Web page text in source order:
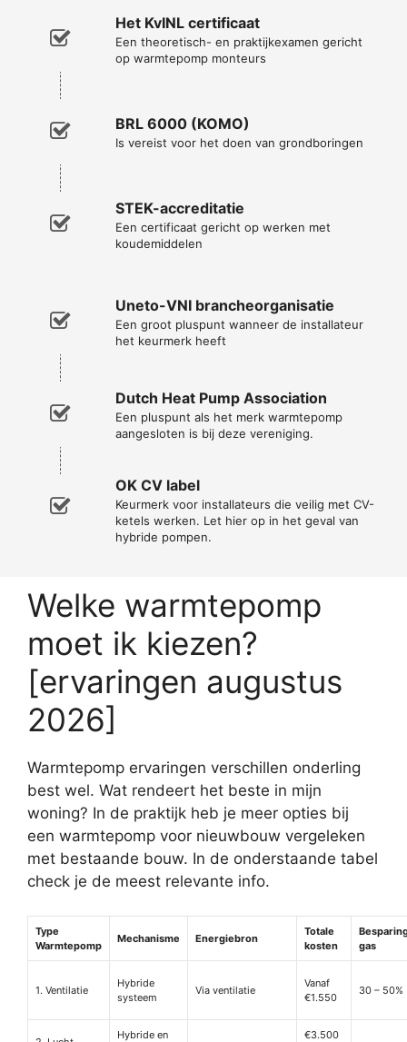
Het KvINL certificaat
Een theoretisch- en praktijkexamen gericht
op warmtepomp monteurs
BRL 6000 (KOMO)
Is vereist voor het doen van grondboringen
STEK-accreditatie
Een certificaat gericht op werken met
koudemiddelen
Uneto-VNI brancheorganisatie
Een groot pluspunt wanneer de installateur
het keurmerk heeft
Dutch Heat Pump Association
Een pluspunt als het merk warmtepomp
aangesloten is bij deze vereniging.
OK CV label
Keurmerk voor installateurs die veilig met CV-
ketels werken. Let hier op in het geval van
hybride pompen.
Welke warmtepomp
moet ik kiezen?
[ervaringen augustus
2026]
Warmtepomp ervaringen verschillen onderling
best wel. Wat rendeert het beste in mijn
woning? In de praktijk heb je meer opties bij
een warmtepomp voor nieuwbouw vergeleken
met bestaande bouw. In de onderstaande tabel
check je de meest relevante info.
Type
Warmtepomp
Mechanisme Energiebron
Totale
kosten
gas
1. Ventilatie
Hybride
systeem
Via ventilatie
Vanaf
€1.550
30 – 50%
Hybride en €3.500